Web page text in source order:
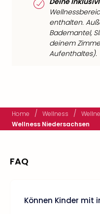
enthalten.
Bademantel,
deinem
Aufenthaltes).
Home / Wellness /
Wellness Niedersachsen
FAQ
Können Kinder mit